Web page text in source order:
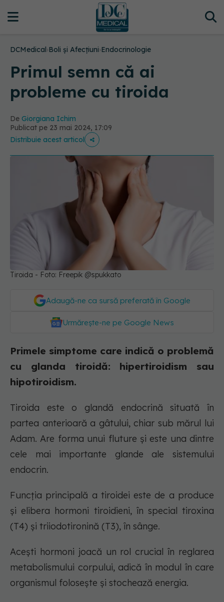
DCMedical›Boli și Afecțiuni›Endocrinologie
Primul semn că ai
probleme cu tiroida
De Giorgiana Ichim
Publicat pe 23 mai 2024, 17:09
Distribuie acest articol
Tiroida - Foto: Freepik @spukkato
Adaugă-ne ca sursă preferată în Google
Urmărește-ne pe Google News
Primele simptome care indică o problemă
cu glanda tiroidă: hipertiroidism sau
hipotiroidism.
Tiroida este o glandă endocrină situată în
partea anterioară a gâtului, chiar sub mărul lui
Adam. Are forma unui fluture și este una dintre
cele mai importante glande ale sistemului
endocrin.
Funcția principală a tiroidei este de a produce
și elibera hormoni tiroidieni, în special tiroxina
(T4) și triiodotironină (T3), în sânge.
Acești hormoni joacă un rol crucial în reglarea
metabolismului corpului, adică în modul în care
organismul folosește și stochează energia.